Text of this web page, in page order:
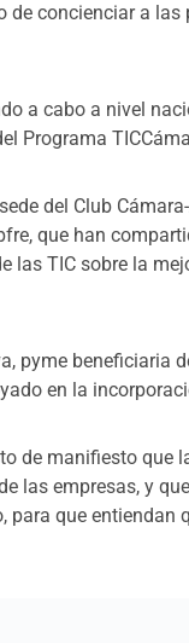
de concienciar a
a cabo a nivel
Programa
del Club
que han
las TIC sobre la
pyme beneficiaria
en la
de manifiesto que
las empresas, y
para que entiendan